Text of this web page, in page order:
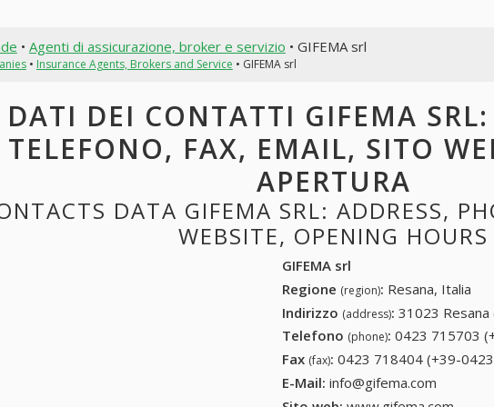
• Agenti di assicurazione, broker e servizio • GIFEMA srl
• Insurance Agents, Brokers and Service • GIFEMA srl
DATI DEI CONTATTI GIFEMA
TELEFONO, FAX, EMAIL, SITO
APERTURA
DATA GIFEMA SRL: ADDRESS,
WEBSITE, OPENING HOURS
GIFEMA srl
Regione (region): Resana, Italia
Indirizzo (address): 31023
Telefono (phone): 0423 715703
Fax (fax): 0423 718404 (+39-
E-Mail: info@gifema.com